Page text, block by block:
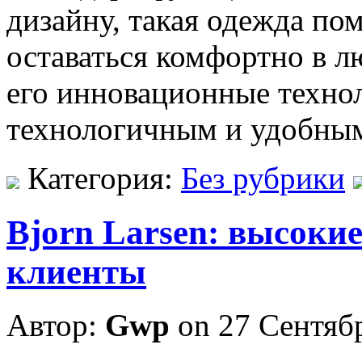
дизайну, такая одежда
оставаться комфортно в
его инновационные
технологичным и
Категория: Без рубрики
Bjorn Larsen:
клиенты
Автор: Gwp on 27